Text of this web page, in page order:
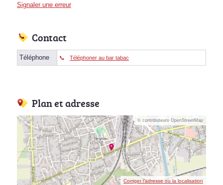
Signaler une erreur
Contact
Téléphone Téléphoner au bar tabac
Plan et adresse
© contributeurs OpenStreetMap
Corriger l’adresse ou la localisation